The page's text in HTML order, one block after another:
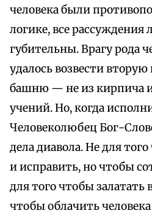
человека были
логике, все
губительны. Врагу рода
удалось возвести
башню — не из кирпича
учений. Но, когда
Человеколюбец Бог-
дела диавола. Не для
и исправить, но чтобы
для того чтобы залатать
чтобы облачить